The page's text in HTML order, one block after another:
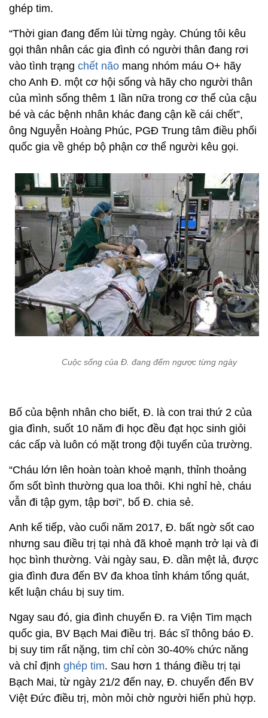
ghép tim.
“Thời gian đang đếm lùi từng ngày. Chúng tôi kêu
gọi thân nhân các gia đình có người thân đang rơi
vào tình trạng chết não mang nhóm máu O+ hãy
cho Anh Đ. một cơ hội sống và hãy cho người thân
của mình sống thêm 1 lần nữa trong cơ thể của cậu
bé và các bệnh nhân khác đang cận kề cái chết”,
ông Nguyễn Hoàng Phúc, PGĐ Trung tâm điều phối
quốc gia về ghép bộ phận cơ thể người kêu gọi.
Cuộc sống của Đ. đang đếm ngược từng ngày
Bố của bệnh nhân cho biết, Đ. là con trai thứ 2 của
gia đình, suốt 10 năm đi học đều đạt học sinh giỏi
các cấp và luôn có mặt trong đội tuyển của trường.
“Cháu lớn lên hoàn toàn khoẻ mạnh, thỉnh thoảng
ốm sốt bình thường qua loa thôi. Khi nghỉ hè, cháu
vẫn đi tập gym, tập bơi”, bố Đ. chia sẻ.
Anh kể tiếp, vào cuối năm 2017, Đ. bất ngờ sốt cao
nhưng sau điều trị tại nhà đã khoẻ mạnh trở lại và đi
học bình thường. Vài ngày sau, Đ. dần mệt lả, được
gia đình đưa đến BV đa khoa tỉnh khám tổng quát,
kết luận cháu bị suy tim.
Ngay sau đó, gia đình chuyển Đ. ra Viện Tim mạch
quốc gia, BV Bạch Mai điều trị. Bác sĩ thông báo Đ.
bị suy tim rất nặng, tim chỉ còn 30-40% chức năng
và chỉ định ghép tim. Sau hơn 1 tháng điều trị tại
Bạch Mai, từ ngày 21/2 đến nay, Đ. chuyển đến BV
Việt Đức điều trị, mòn mỏi chờ người hiến phù hợp.